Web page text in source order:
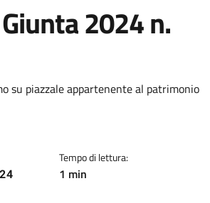
2024 n.
documento
su piazzale appartenente al patrimonio
Tempo di lettura:
1 min